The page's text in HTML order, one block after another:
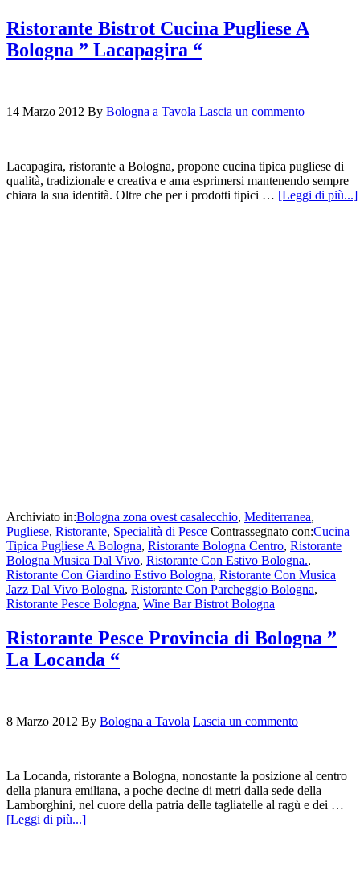
Ristorante Bistrot Cucina Pugliese A
Bologna ” Lacapagira “
14 Marzo 2012 By Bologna a Tavola Lascia un commento
Lacapagira, ristorante a Bologna, propone cucina tipica pugliese di
qualità, tradizionale e creativa e ama esprimersi mantenendo sempre
chiara la sua identità. Oltre che per i prodotti tipici … [Leggi di più...]
Archiviato in:Bologna zona ovest casalecchio, Mediterranea,
Pugliese, Ristorante, Specialità di Pesce Contrassegnato con:Cucina
Tipica Pugliese A Bologna, Ristorante Bologna Centro, Ristorante
Bologna Musica Dal Vivo, Ristorante Con Estivo Bologna.,
Ristorante Con Giardino Estivo Bologna, Ristorante Con Musica
Jazz Dal Vivo Bologna, Ristorante Con Parcheggio Bologna,
Ristorante Pesce Bologna, Wine Bar Bistrot Bologna
Ristorante Pesce Provincia di Bologna ”
La Locanda “
8 Marzo 2012 By Bologna a Tavola Lascia un commento
La Locanda, ristorante a Bologna, nonostante la posizione al centro
della pianura emiliana, a poche decine di metri dalla sede della
Lamborghini, nel cuore della patria delle tagliatelle al ragù e dei …
[Leggi di più...]